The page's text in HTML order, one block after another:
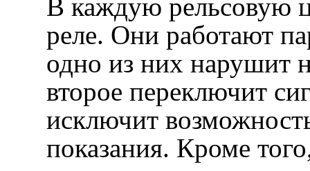
В каждую рельсовую
реле. Они работают
одно из них нарушит
второе переключит
исключит
показания. Кроме